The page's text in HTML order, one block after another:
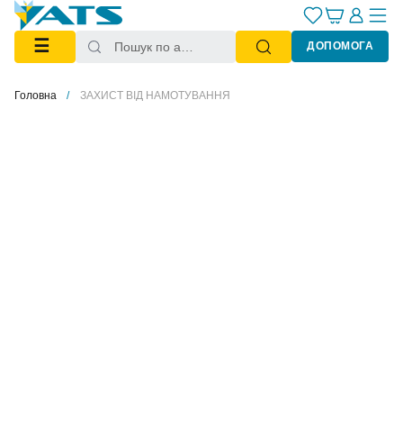
☰ ДОПОМОГА
Головна ЗАХИСТ ВІД НАМОТУВАННЯ